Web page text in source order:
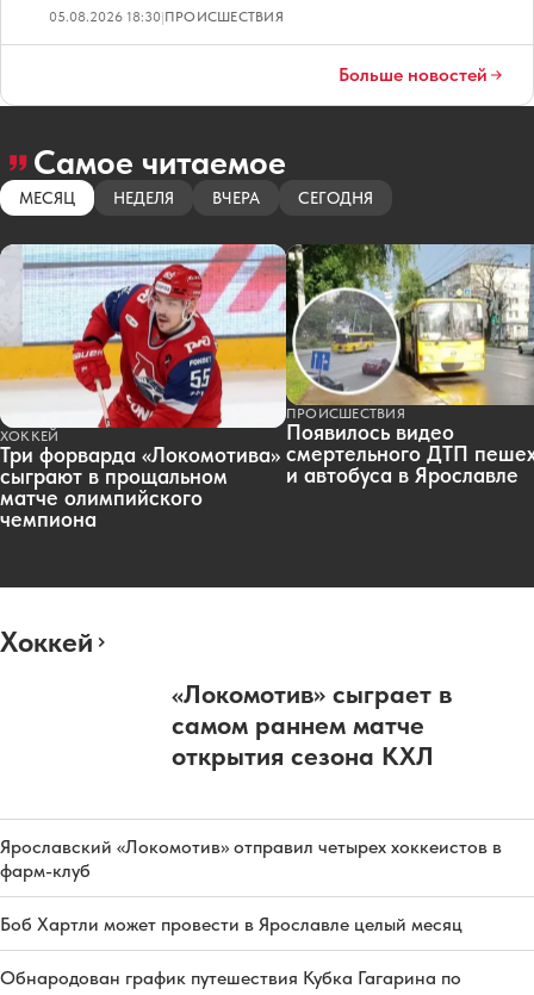
05.08.2026 18:30|ПРОИСШЕСТВИЯ
Больше новостей
Самое читаемое
МЕСЯЦ НЕДЕЛЯ ВЧЕРА СЕГОДНЯ
ХОККЕЙ
Три форварда «Локомотива»
сыграют в прощальном
матче олимпийского
чемпиона
ПРОИСШЕСТВИЯ
Появилось видео
смертельного ДТП
и автобуса в Ярославле
Хоккей
«Локомотив» сыграет в
самом раннем матче
открытия сезона КХЛ
Ярославский «Локомотив» отправил четырех хоккеистов в
фарм-клуб
Боб Хартли может провести в Ярославле целый месяц
Обнародован график путешествия Кубка Гагарина по